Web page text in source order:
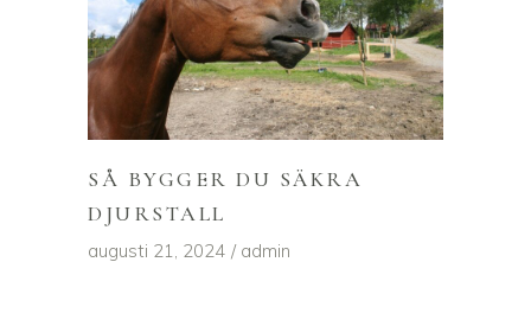
SÅ BYGGER DU SÄKRA
DJURSTALL
augusti 21, 2024 admin